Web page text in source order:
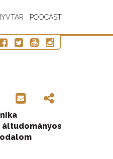
PODCAST
áltudományos